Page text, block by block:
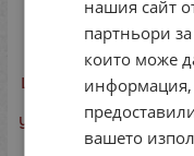
Lisciani
игра Carotina:
упражнения с
Код: 7273107186
нашия сайт
партньори
които може
информация,
вашето